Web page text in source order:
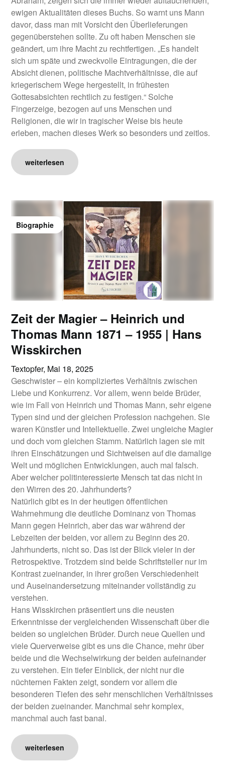
ewigen Aktualitäten dieses Buchs. So warnt uns Mann
davor, dass man mit Vorsicht den Überlieferungen
gegenüberstehen sollte. Zu oft haben Menschen sie
geändert, um ihre Macht zu rechtfertigen. „Es handelt
sich um späte und zweckvolle Eintragungen, die der
Absicht dienen, politische Machtverhältnisse, die auf
kriegerischem Wege hergestellt, in frühesten
Gottesabsichten rechtlich zu festigen.“ Solche
Fingerzeige, bezogen auf uns Menschen und
Religionen, die wir in tragischer Weise bis heute
erleben, machen dieses Werk so besonders und zeitlos.
weiterlesen
Biographie
Zeit der Magier – Heinrich und
Thomas Mann 1871 – 1955 | Hans
Wisskirchen
Textopfer, Mai 18, 2025
Geschwister – ein kompliziertes Verhältnis zwischen
Liebe und Konkurrenz. Vor allem, wenn beide Brüder,
wie im Fall von Heinrich und Thomas Mann, sehr eigene
Typen sind und der gleichen Profession nachgehen. Sie
waren Künstler und Intellektuelle. Zwei ungleiche Magier
und doch vom gleichen Stamm. Natürlich lagen sie mit
ihren Einschätzungen und Sichtweisen auf die damalige
Welt und möglichen Entwicklungen, auch mal falsch.
Aber welcher politinteressierte Mensch tat das nicht in
den Wirren des 20. Jahrhunderts?
Natürlich gibt es in der heutigen öffentlichen
Wahrnehmung die deutliche Dominanz von Thomas
Mann gegen Heinrich, aber das war während der
Lebzeiten der beiden, vor allem zu Beginn des 20.
Jahrhunderts, nicht so. Das ist der Blick vieler in der
Retrospektive. Trotzdem sind beide Schriftsteller nur im
Kontrast zueinander, in ihrer großen Verschiedenheit
und Auseinandersetzung miteinander vollständig zu
verstehen.
Hans Wisskirchen präsentiert uns die neusten
Erkenntnisse der vergleichenden Wissenschaft über die
beiden so ungleichen Brüder. Durch neue Quellen und
viele Querverweise gibt es uns die Chance, mehr über
beide und die Wechselwirkung der beiden aufeinander
zu verstehen. Ein tiefer Einblick, der nicht nur die
nüchternen Fakten zeigt, sondern vor allem die
besonderen Tiefen des sehr menschlichen Verhältnisses
der beiden zueinander. Manchmal sehr komplex,
manchmal auch fast banal.
weiterlesen